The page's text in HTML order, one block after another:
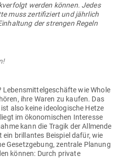
werden können. Jedes
muss zer­ti­fi­ziert und jährlich
der strengen Regeln
Lebens­mit­tel­ge­schäfte wie Whole
ihre Waren zu kaufen. Das
also keine ideo­lo­gische Hetze
im öko­no­mi­schen Interesse
kann die Tragik der All­mende
ein bril­lantes Bei­spiel dafür, wie
Gesetz­gebung, zen­trale Planung
können: Durch private